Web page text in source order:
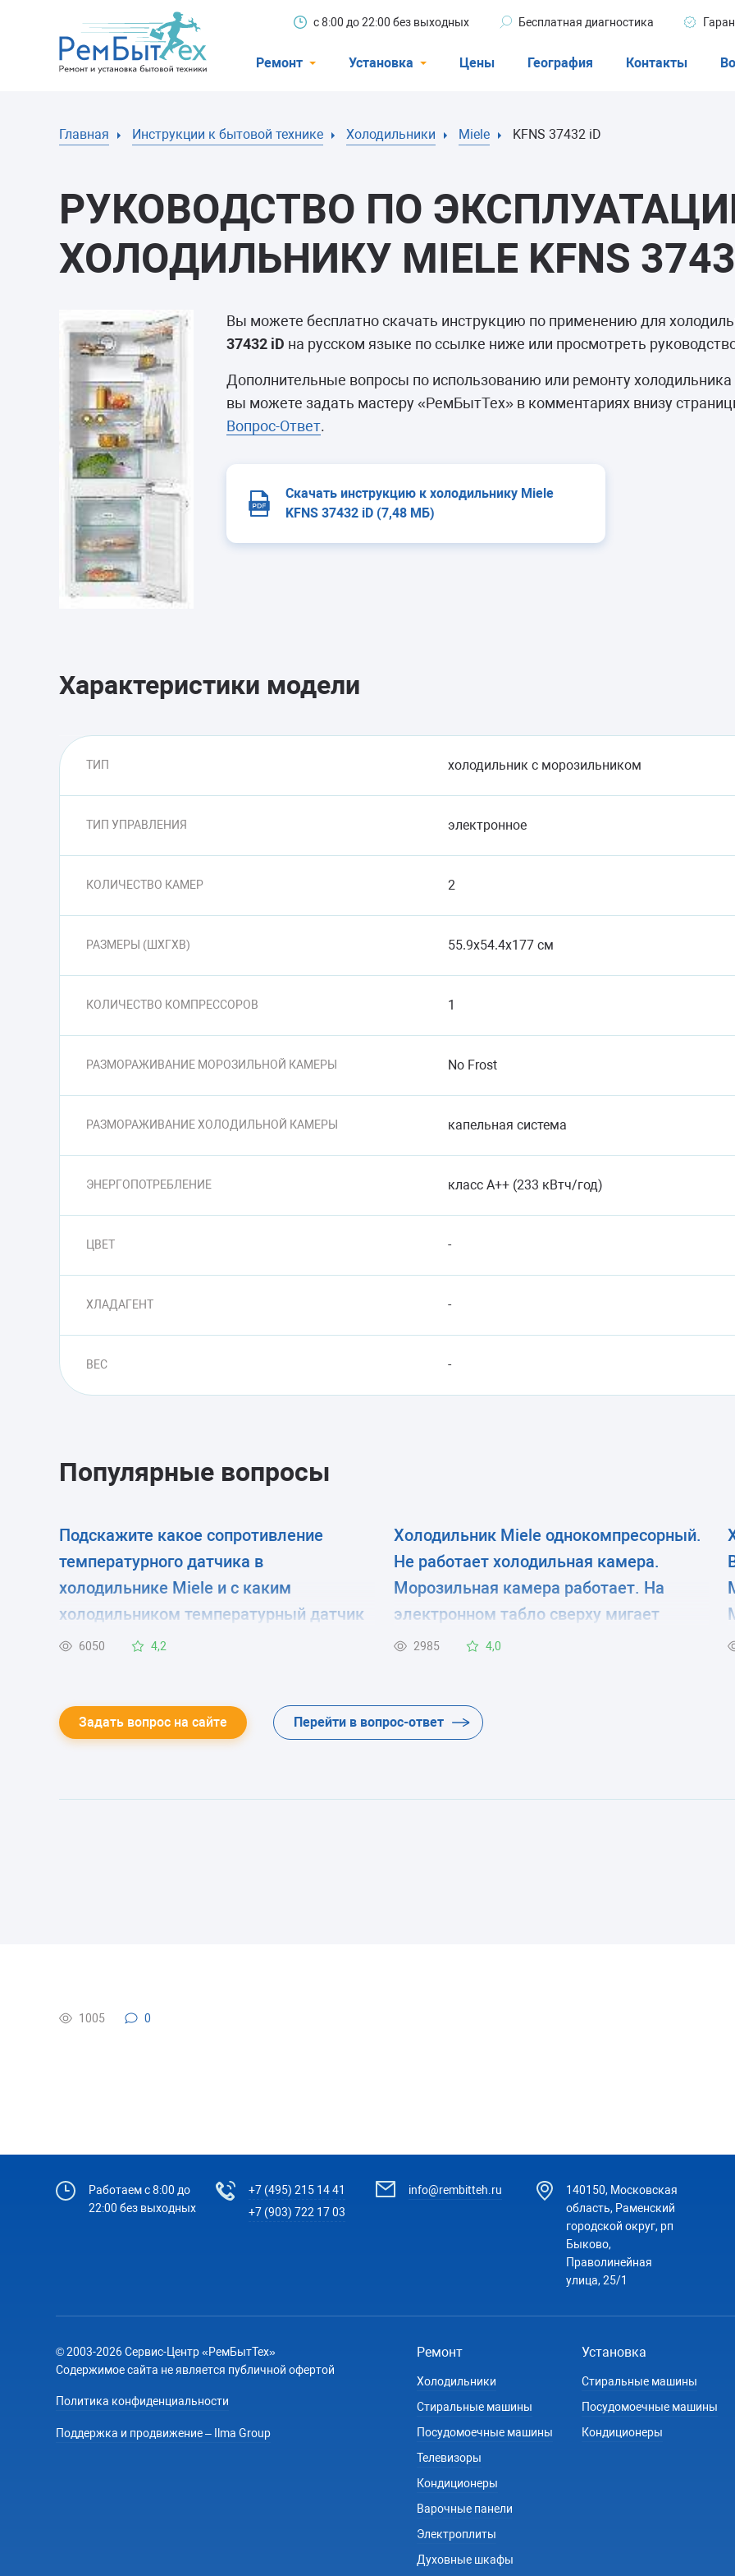
с 8:00 до 22:00 без выходных Бесплатная диагностика
Ремонт
Стиральные машины
Телевизоры
Варочные панели
Духовные шкафы
Сушильные машины
Установка
Посудомоечные машины
Цены География Контакты
Главная Инструкции к бытовой технике Холодильники Miele KFNS 37432 iD
РУКОВОДСТВО ПО
ХОЛОДИЛЬНИКУ MIELE KFNS
Вы можете бесплатно скачать инструкцию по применению для
37432 iD на русском языке по ссылке ниже или просмотреть
Дополнительные вопросы по использованию или ремонту холодильника
вы можете задать мастеру «РемБытТех» в комментариях внизу
Вопрос-Ответ.
Скачать инструкцию к холодильнику Miele
KFNS 37432 iD (7,48 МБ)
Характеристики модели
ТИП холодильник с морозильником
ТИП УПРАВЛЕНИЯ электронное
КОЛИЧЕСТВО КАМЕР 2
РАЗМЕРЫ (ШXГXВ) 55.9x54.4x177 см
КОЛИЧЕСТВО КОМПРЕССОРОВ 1
РАЗМОРАЖИВАНИЕ МОРОЗИЛЬНОЙ КАМЕРЫ No Frost
РАЗМОРАЖИВАНИЕ ХОЛОДИЛЬНОЙ КАМЕРЫ капельная система
ЭНЕРГОПОТРЕБЛЕНИЕ класс A++ (233 кВтч/год)
ЦВЕТ -
ХЛАДАГЕНТ -
ВЕС -
Популярные вопросы
Подскажите какое сопротивление
температурного датчика в
холодильнике Miele и с каким
холодильником температурный датчик
схож по параметрам? sura-*@mail.ru
6050 4,2
Холодильник Miele однокомпресорный.
Не работает холодильная камера.
Морозильная камера работает. На
электронном табло сверху мигает
значок с перечёркнутой крест накрест
2985 4,0
Задать вопрос на сайте Перейти в вопрос-ответ
1005 0
Работаем с 8:00 до
22:00 без выходных
+7 (495) 215 14 41
+7 (903) 722 17 03
info@rembitteh.ru
140150, Московская
область, Раменский
городской округ, рп
Быково,
Праволинейная
улица, 25/1
© 2003-2026 Сервис-Центр «РемБытТех»
Содержимое сайта не является публичной офертой
Политика конфиденциальности
Поддержка и продвижение – Ilma Group
Ремонт
Холодильники
Стиральные машины
Посудомоечные машины
Телевизоры
Кондиционеры
Варочные панели
Электроплиты
Духовные шкафы
Установка
Стиральные машины
Посудомоечные машины
Кондиционеры